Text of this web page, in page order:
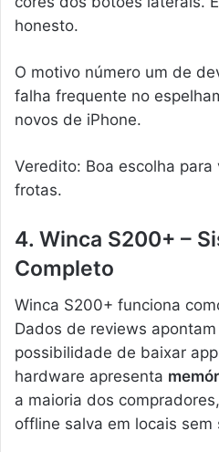
honesto.
O motivo número um de
falha frequente no
novos de iPhone.
Veredito: Boa escolha
frotas.
4. Winca S200+ –
Completo
Winca S200+ funciona
Dados de reviews
possibilidade de baixar
hardware apresenta
a maioria dos
offline salva em locais sem